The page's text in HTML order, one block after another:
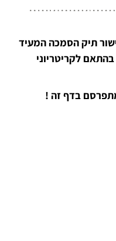
תיק הסמכה המעיד
לקריטריוני
בדף זה !